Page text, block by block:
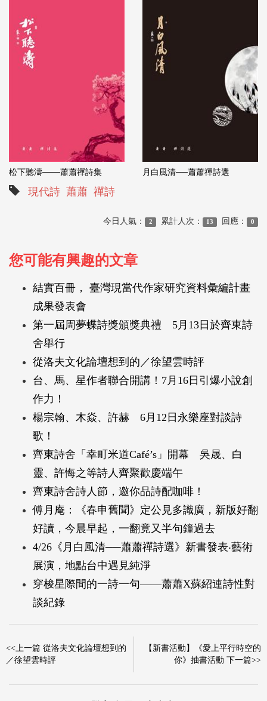
松下聽濤───蕭蕭禪詩集 月白風清──蕭蕭禪詩選
現代詩 蕭蕭 禪詩
今日人氣： 2 累計人次： 13 回應： 0
您可能有興趣的文章
結實百冊， 臺灣現當代作家研究資料彙編計畫
成果發表會
第一屆周夢蝶詩獎頒獎典禮 5月13日於齊東詩
舍舉行
從洛夫文化論壇想到的／徐望雲時評
台、馬、星作者聯合開講！7月16日引爆小說創
作力！
楊宗翰、木焱、許赫 6月12日永樂座對談詩
歌！
齊東詩舍「幸町米道Café’s」開幕 吳晟、白
靈、許悔之等詩人齊聚歡慶端午
齊東詩舍詩人節，邀你品詩配咖啡！
傅月庵：《春申舊聞》定公見多識廣，新版好翻
好讀，今晨早起，一翻竟又半句鐘過去
4/26《月白風清──蕭蕭禪詩選》新書發表‧藝術
展演，地點台中遇見純淨
穿梭星際間的一詩一句——蕭蕭X蘇紹連詩性對
談紀錄
<<上一篇 從洛夫文化論壇想到的
／徐望雲時評
【新書活動】《愛上平行時空的
你》抽書活動 下一篇>>